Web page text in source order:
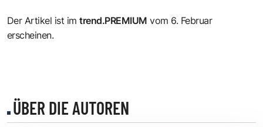
Der Artikel ist imtrend.PREMIUM vom 6. Februar
erscheinen.
ÜBER DIE AUTOREN